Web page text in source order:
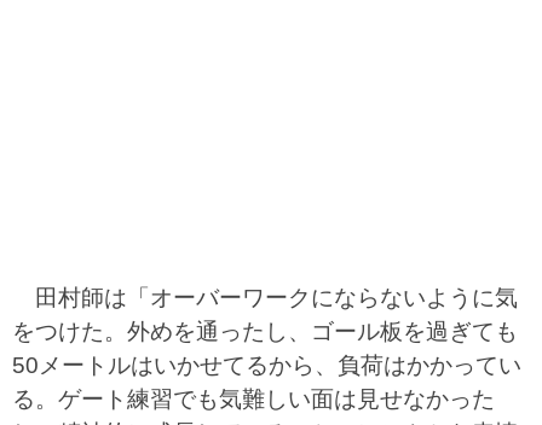
田村師は「オーバーワークにならないように気
をつけた。外めを通ったし、ゴール板を過ぎても
50メートルはいかせてるから、負荷はかかってい
る。ゲート練習でも気難しい面は見せなかった